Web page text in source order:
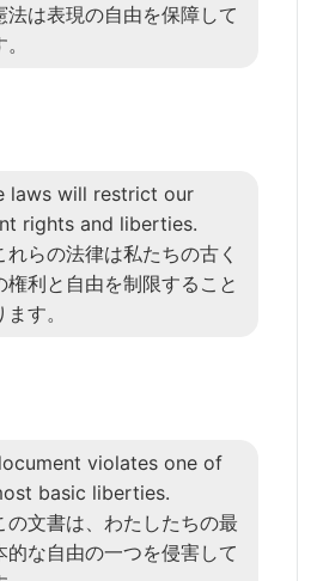
法は表現の自由を保障して
laws will restrict our
rights and liberties.
れらの法律は私たちの古く
権利と自由を制限すること
す。
violates one of
basic liberties.
の文書は、わたしたちの最
的な自由の一つを侵害して